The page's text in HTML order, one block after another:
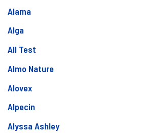
Alama
Alga
All Test
Almo Nature
Alovex
Alpecin
Alyssa Ashley